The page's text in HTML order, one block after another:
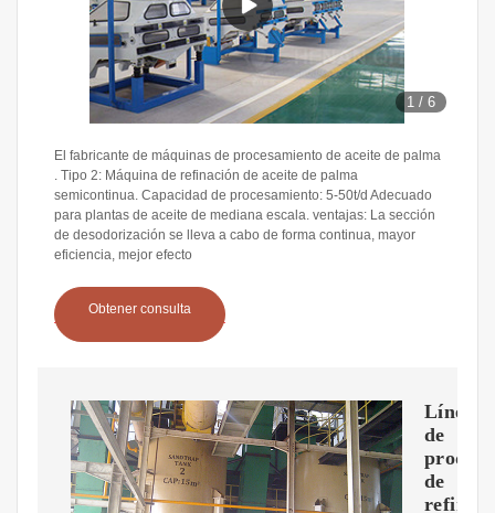
1 /6
El fabricante de máquinas de procesamiento de aceite de palma
. Tipo 2: Máquina de refinación de aceite de palma
semicontinua. Capacidad de procesamiento: 5-50t/d Adecuado
para plantas de aceite de mediana escala. ventajas: La sección
de desodorización se lleva a cabo de forma continua, mayor
eficiencia, mejor efecto
Obtener consulta
Línea
de
de